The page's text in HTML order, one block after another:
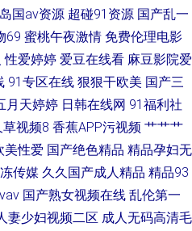
岛国av资源 超碰91资源 国产乱一
69 蜜桃午夜激情 免费伦理电影
性爱婷婷 爱豆在线看 麻豆影院爱
91专区在线 狠狠干欧美 国产三
月天婷婷 日韩在线网 91福利社
草视频8 香蕉APP污视频 艹艹艹
美性爱 国产绝色精品 精品孕妇无
传媒 久久国产成人精品 精品93
国产熟女视频在线 乱伦第一
妻少妇视频二区 成人无码高清毛